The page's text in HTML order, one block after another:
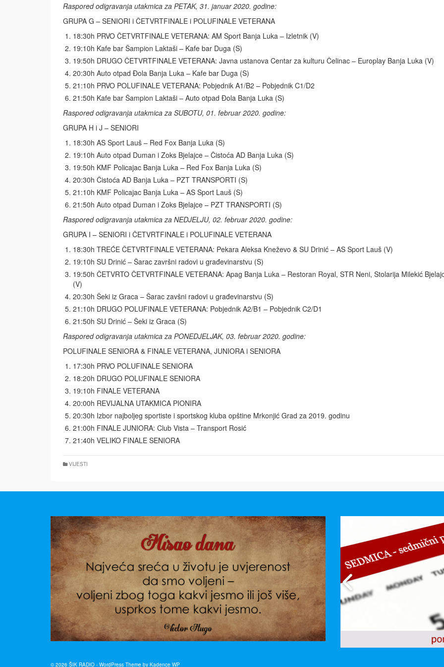
Raspored odigravanja utakmica za PETAK, 31. januar 2020. godine:
GRUPA G – SENIORI i ČETVRTFINALE i POLUFINALE VETERANA
18:30h PRVO ČETVRTFINALE VETERANA: AM Sport Banja Luka – Izletnik (V)
19:10h Kafe bar Šampion Laktaši – Kafe bar Duga (S)
19:50h DRUGO ČETVRTFINALE VETERANA: Javna ustanova Centar za kulturu Čelinac – Europlay Banja Luka (V)
20:30h Auto otpad Đola Banja Luka – Kafe bar Duga (S)
21:10h PRVO POLUFINALE VETERANA: Pobjednik A1/B2 – Pobjednik C1/D2
21:50h Kafe bar Šampion Laktaši – Auto otpad Đola Banja Luka (S)
Raspored odigravanja utakmica za SUBOTU, 01. februar 2020. godine:
GRUPA H i J – SENIORI
18:30h AS Sport Lauš – Red Fox Banja Luka (S)
19:10h Auto otpad Duman i Zoks Bjelajce – Čistoća AD Banja Luka (S)
19:50h KMF Policajac Banja Luka – Red Fox Banja Luka (S)
20:30h Čistoća AD Banja Luka – PZT TRANSPORTI (S)
21:10h KMF Policajac Banja Luka – AS Sport Lauš (S)
21:50h Auto otpad Duman i Zoks Bjelajce – PZT TRANSPORTI (S)
Raspored odigravanja utakmica za NEDJELJU, 02. februar 2020. godine:
GRUPA I – SENIORI i ČETVRTFINALE i POLUFINALE VETERANA
18:30h TREĆE ČETVRTFINALE VETERANA: Pekara Aleksa Kneževo & SU Drinić – AS Sport Lauš (V)
19:10h SU Drinić – Šarac završni radovi u građevinarstvu (S)
19:50h ČETVRTO ČETVRTFINALE VETERANA: Apag Banja Luka – Restoran Royal, STR Neni, Stolarija Milekić
(V)
20:30h Šeki iz Graca – Šarac zavšni radovi u građevinarstvu (S)
21:10h DRUGO POLUFINALE VETERANA: Pobjednik A2/B1 – Pobjednik C2/D1
21:50h SU Drinić – Šeki iz Graca (S)
Raspored odigravanja utakmica za PONEDJELJAK, 03. februar 2020. godine:
POLUFINALE SENIORA & FINALE VETERANA, JUNIORA i SENIORA
17:30h PRVO POLUFINALE SENIORA
18:20h DRUGO POLUFINALE SENIORA
19:10h FINALE VETERANA
20:00h REVIJALNA UTAKMICA PIONIRA
20:30h Izbor najboljeg sportiste i sportskog kluba opštine Mrkonjić Grad za 2019. godinu
21:00h FINALE JUNIORA: Club Vista – Transport Rosić
21:40h VELIKO FINALE SENIORA
VIJESTI
© 2026 ŠIK RADIO - WordPress Theme by Kadence WP